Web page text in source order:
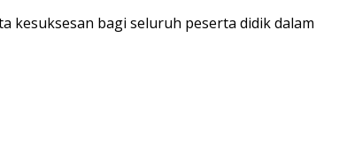
kesuksesan bagi seluruh peserta didik dalam